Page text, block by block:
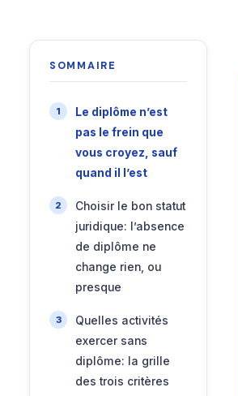
SOMMAIRE
Le diplôme n’est
pas le frein que
vous croyez, sauf
quand il l’est
Choisir le bon statut
juridique: l’absence
de diplôme ne
change rien, ou
presque
Quelles activités
exercer sans
diplôme: la grille
des trois critères